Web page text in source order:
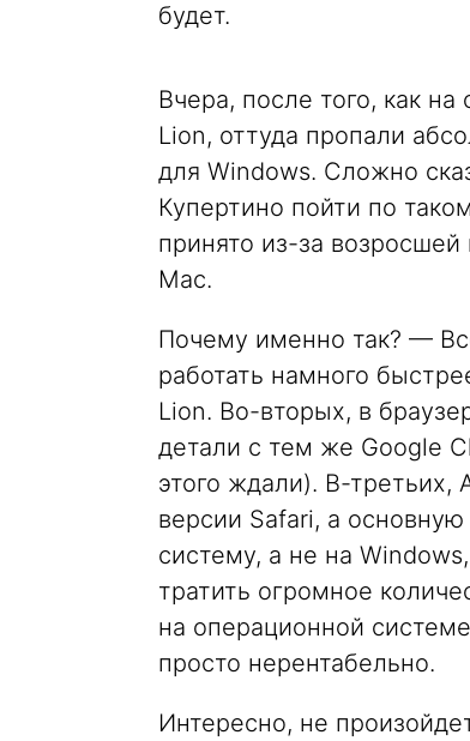
будет.
Вчера, после того, как
Lion, оттуда пропали
для Windows. Сложно
Купертино пойти по
принято из-за
Mac.
Почему именно так? —
работать намного
Lion. Во-вторых, в
детали с тем же Google
этого ждали). В-третьих,
версии Safari, а
систему, а не на
тратить огромное
на операционной
просто нерентабельно.
Интересно, не